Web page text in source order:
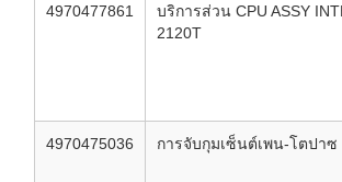
4970477861
บริการส่วน CPU ASSY
2120T
4970475036 การจับกุมเซ็นต์เพน-โตปาซ